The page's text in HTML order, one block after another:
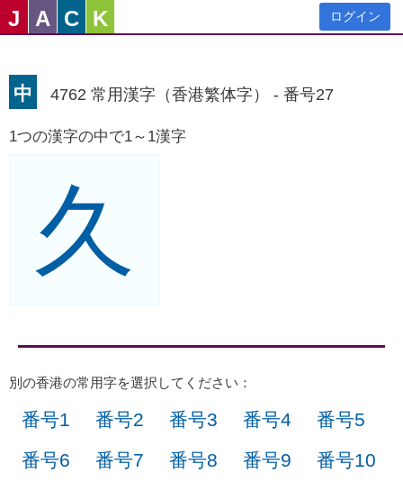
J A C K ログイン
中 4762 常用漢字（香港繁体字） - 番号27
1つの漢字の中で1～1漢字
久
別の香港の常用字を選択してください：
番号1 番号2 番号3 番号4
番号5
番号6
番号7 番号8 番号9
番号10